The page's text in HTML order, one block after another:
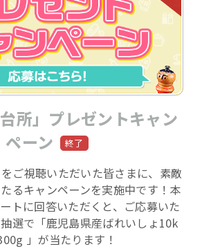
台所」プレゼントキャン
ペーン
をご視聴いただいた皆さまに、素敵
るキャンペーンを実施中です！本
トに回答いただくと、ご応募いた
選で「鹿児島県産ばれいしょ10k
」が当たります！